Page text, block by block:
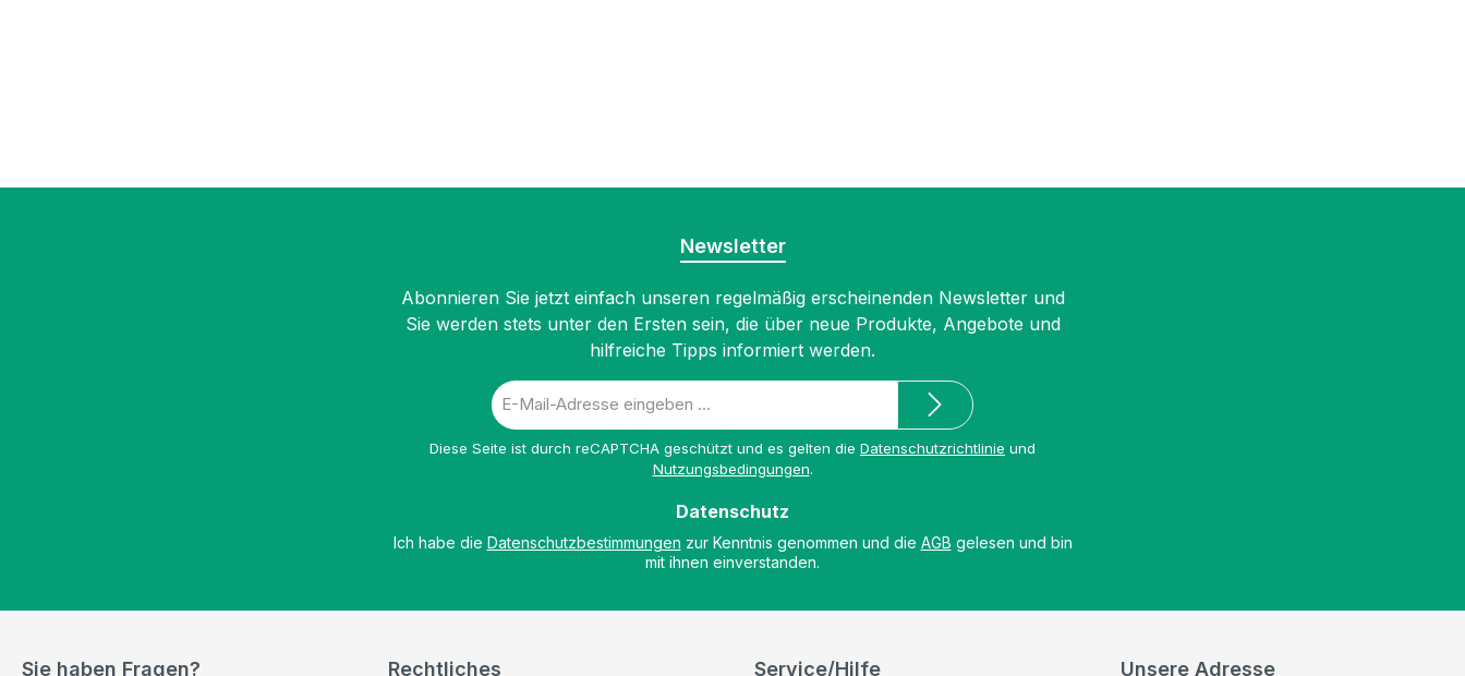
Newsletter
Abonnieren Sie jetzt einfach unseren regelmäßig erscheinenden Newsletter und
Sie werden stets unter den Ersten sein, die über neue Produkte, Angebote und
hilfreiche Tipps informiert werden.
E-
Mail-
Diese Seite ist durch reCAPTCHA geschützt und es gelten die Datenschutzrichtlinie und
Nutzungsbedingungen.
Datenschutz
Ich habe die Datenschutzbestimmungen zur Kenntnis genommen und die AGB gelesen und bin
mit ihnen einverstanden.
Sie haben Fragen? Rechtliches Service/Hilfe Unsere Adresse